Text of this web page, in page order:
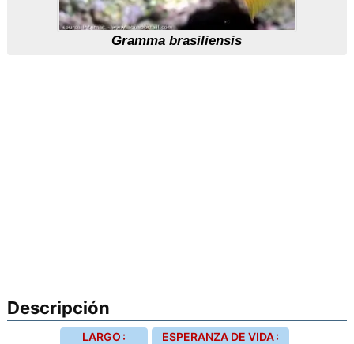
Gramma brasiliensis
Descripción
LARGO :
ESPERANZA DE VIDA :